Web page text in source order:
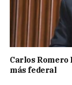
Carlos Romero
más federal